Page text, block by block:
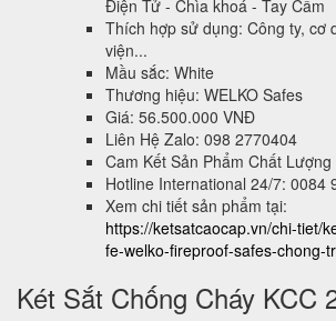
Điện Tử - Chìa khoá - Tay Cầm
Thích hợp sử dụng: Công ty, cơ
viện...
Mầu sắc: White
Thương hiệu: WELKO Safes
Giá: 56.500.000 VNĐ
Liên Hệ Zalo: 098 2770404
Cam Kết Sản Phẩm Chất
Hotline International 24/7: 0084
Xem chi tiết sản phẩm tại:
https://ketsatcaocap.vn/chi-tiet/
fe-welko-fireproof-safes-chong-
Két Sắt Chống Cháy KCC